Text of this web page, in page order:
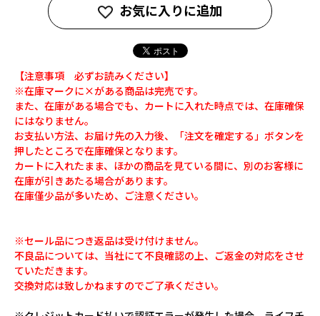
お気に入りに追加
【注意事項 必ずお読みください】
※在庫マークに×がある商品は完売です。
また、在庫がある場合でも、カートに入れた時点では、在庫確保
にはなりません。
お支払い方法、お届け先の入力後、「注文を確定する」ボタンを
押したところで在庫確保となります。
カートに入れたまま、ほかの商品を見ている間に、別のお客様に
在庫が引きあたる場合があります。
在庫僅少品が多いため、ご注意ください。
※セール品につき返品は受け付けません。
不良品については、当社にて不良確認の上、ご返金の対応をさせ
ていただきます。
交換対応は致しかねますのでご了承ください。